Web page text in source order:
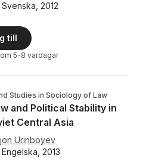
2012
till
5-8 vardagar
Studies in Sociology of Law
and Political Stability in
Central Asia
Urinboyev
2013